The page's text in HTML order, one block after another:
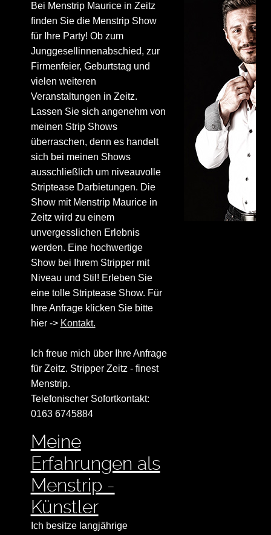
Bei Menstrip Maurice in Zeitz
finden Sie die Menstrip Show
für Ihre Party! Ob zum
Junggesellinnenabschied, zur
Firmenfeier, Geburtstag und
vielen weiteren
Veranstaltungen in Zeitz.
Lassen Sie sich angenehm von
meinen Strip Shows
überraschen, denn es handelt
sich bei meinen Shows
ausschließlich um niveauvolle
Striptease Darbietungen. Die
Show mit Menstrip Maurice in
Zeitz wird zu einem
unvergesslichen Erlebnis
werden. Eine hochwertige
Show bei Ihrem Stripper mit
Niveau und Stil! Erleben Sie
eine tolle Striptease Show. Für
Ihre Anfrage klicken Sie bitte
hier -> Kontakt.
Ich freue mich über Ihre Anfrage
für Zeitz. Stripper Zeitz - finest
Menstrip.
Telefonischer Sofortkontakt:
0163 6745884
Meine
Erfahrungen als
Menstrip -
Künstler
Ich besitze langjährige